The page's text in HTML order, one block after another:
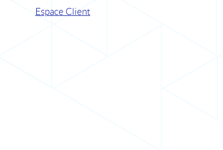
Espace Client